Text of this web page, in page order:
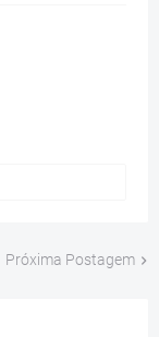
Próxima Postagem